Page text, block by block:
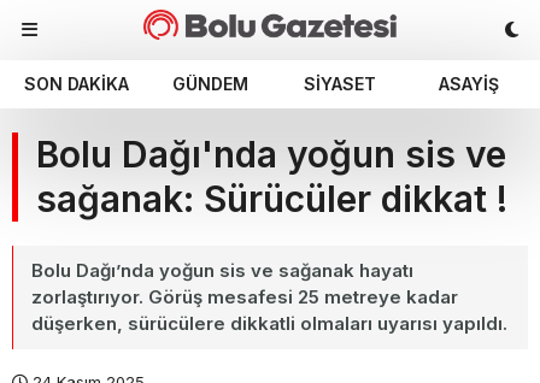
SON DAKIKA GÜNDEM SIYASET ASAYIŞ
Bolu Dağı'nda yoğun sis ve
sağanak: Sürücüler dikkat !
Bolu Dağı’nda yoğun sis ve sağanak hayatı
zorlaştırıyor. Görüş mesafesi 25 metreye kadar
düşerken, sürücülere dikkatli olmaları uyarısı yapıldı.